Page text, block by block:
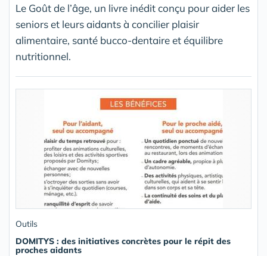
Le Goût de l’âge, un livre inédit conçu pour aider les
seniors et leurs aidants à concilier plaisir
alimentaire, santé bucco-dentaire et équilibre
nutritionnel.
Outils
DOMITYS : des initiatives concrètes pour le répit des
proches aidants